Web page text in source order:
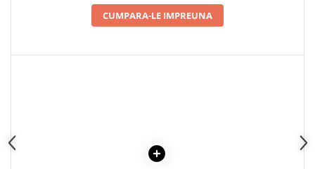
CUMPARA-LE IMPREUNA